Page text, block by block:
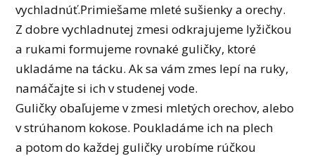
vychladnúť.Primiešame mleté sušienky a orechy.
Z dobre vychladnutej zmesi odkrajujeme lyžičkou
a rukami formujeme rovnaké guličky, ktoré
ukladáme na tácku. Ak sa vám zmes lepí na ruky,
namáčajte si ich v studenej vode.
Guličky obaľujeme v zmesi mletých orechov, alebo
v strúhanom kokose. Poukladáme ich na plech
a potom do každej guličky urobíme rúčkou